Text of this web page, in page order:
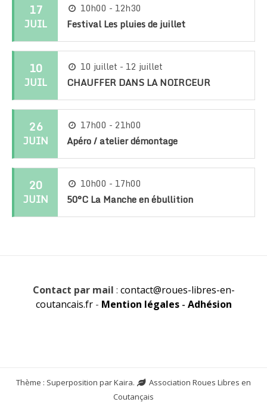
17
JUIL
10h00 - 12h30
Festival Les pluies de juillet
10
JUIL
10 juillet - 12 juillet
CHAUFFER DANS LA NOIRCEUR
26
JUIN
17h00 - 21h00
Apéro / atelier démontage
20
JUIN
10h00 - 17h00
50°C La Manche en ébullition
Contact par mail : contact@roues-libres-en-
coutancais.fr- Mention légales- Adhésion
Thème : Superposition parKaira.
Association Roues Libres en
Coutançais